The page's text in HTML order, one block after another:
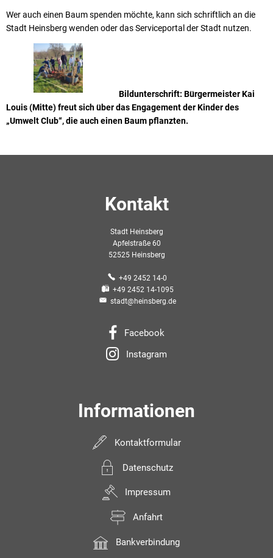
Wer auch einen Baum spenden möchte, kann sich schriftlich an die
Stadt Heinsberg wenden oder das Serviceportal der Stadt nutzen.
Bildunterschrift: Bürgermeister Kai
Louis (Mitte) freut sich über das Engagement der Kinder des
„Umwelt Club“, die auch einen Baum pflanzten.
Kontakt
Stadt Heinsberg
Apfelstraße 60
52525 Heinsberg
+49 2452 14-0
+49 2452 14-1095
stadt@heinsberg.de
Facebook
Instagram
Informationen
Kontaktformular
Datenschutz
Impressum
Anfahrt
Bankverbindung